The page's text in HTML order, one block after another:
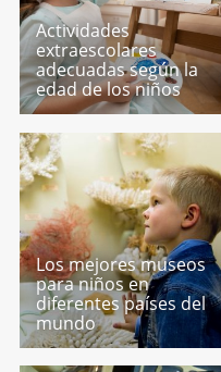
Actividades
extraescolares
adecuadas según la
edad de los niños
Los mejores museos
para niños en
diferentes países del
mundo